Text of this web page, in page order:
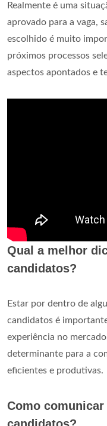
Realmente é uma
aprovado para a vaga,
escolhido é muito
próximos processos
aspectos apontados e
Qual a melhor
candidatos?
Estar por dentro de
candidatos é
experiência no
determinante para a
eficientes e produtivas.
Como